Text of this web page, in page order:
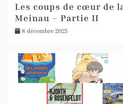
Les coups de cœur de
Meinau – Partie II
8 décembre 2025